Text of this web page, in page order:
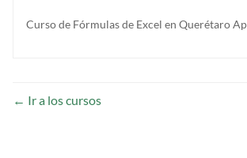
Curso de Fórmulas de Excel en Querétaro
Ir a los cursos